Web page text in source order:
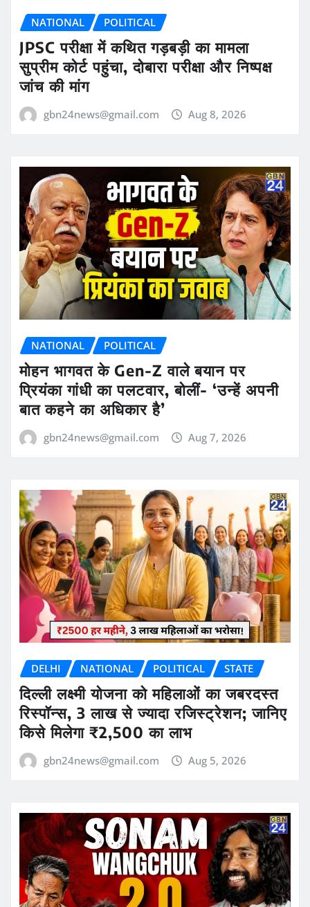
NATIONAL POLITICAL
JPSC परीक्षा में कथित गड़बड़ी का मामला
सुप्रीम कोर्ट पहुंचा, दोबारा परीक्षा और निष्पक्ष
जांच की मांग
gbn24news@gmail.com Aug 8, 2026
NATIONAL POLITICAL
मोहन भागवत के Gen-Z वाले बयान पर
प्रियंका गांधी का पलटवार, बोलीं- ‘उन्हें अपनी
बात कहने का अधिकार है’
gbn24news@gmail.com Aug 7, 2026
DELHI NATIONAL POLITICAL STATE
दिल्ली लक्ष्मी योजना को महिलाओं का जबरदस्त
रिस्पॉन्स, 3 लाख से ज्यादा रजिस्ट्रेशन; जानिए
किसे मिलेगा ₹2,500 का लाभ
gbn24news@gmail.com Aug 5, 2026